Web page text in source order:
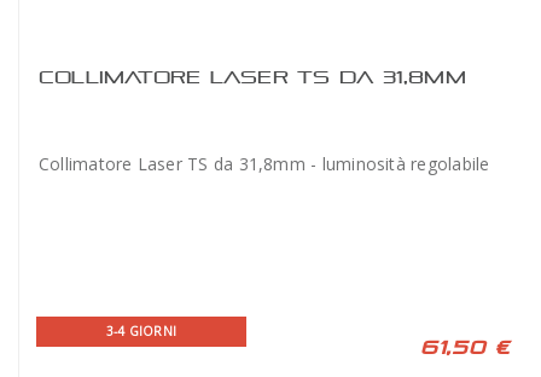
COLLIMATORE LASER TS DA 31,8MM
Collimatore Laser TS da 31,8mm - luminosità regolabile
3-4 GIORNI
61,50 €